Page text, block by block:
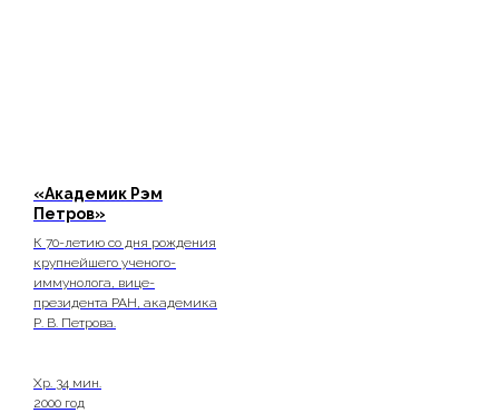
«Академик Рэм
Петров»
К 70-летию со дня рождения
крупнейшего ученого-
иммунолога, вице-
президента РАН, академика
Р. В. Петрова.
Хр. 34 мин.
2000 год